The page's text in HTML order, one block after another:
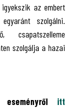
az embert
szolgálni.
csapatszelleme
szolgálja a hazai
itt